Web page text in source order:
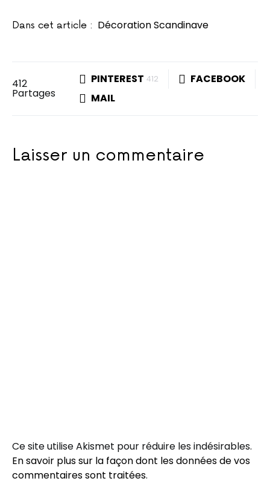
Dans cet article : Décoration Scandinave
412
Partages
PINTEREST 412
FACEBOOK
MAIL
Laisser un commentaire
Ce site utilise Akismet pour réduire les indésirables.
En savoir plus sur la façon dont les données de vos
commentaires sont traitées.